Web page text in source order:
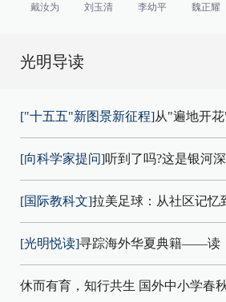
戴汝为
刘玉清 李幼平 魏正耀
光明导读
["十五五"新图景新征程]从"遍地开
[向科学家提问]听到了吗?这是银河
[国际教科文]拉美足球：从社区记忆
[光明悦读]寻踪海外华夏典籍——读
休而有育，知行共生 国外中小学春